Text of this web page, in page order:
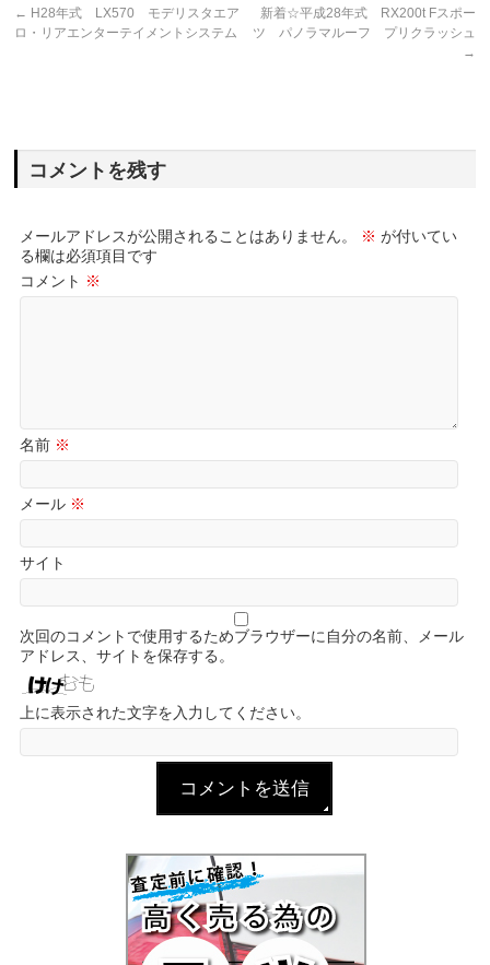
← H28年式 LX570 モデリスタエア
ロ・リアエンターテイメントシステム
新着☆平成28年式 RX200t Fスポー
ツ パノラマルーフ プリクラッシュ
→
コメントを残す
メールアドレスが公開されることはありません。 ※ が付いてい
る欄は必須項目です
コメント ※
名前 ※
メール ※
サイト
次回のコメントで使用するためブラウザーに自分の名前、メール
アドレス、サイトを保存する。
上に表示された文字を入力してください。